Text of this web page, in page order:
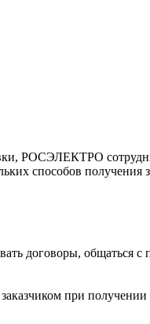
РОСЭЛЕКТРО
способов получения
договоры, общаться с
при получении